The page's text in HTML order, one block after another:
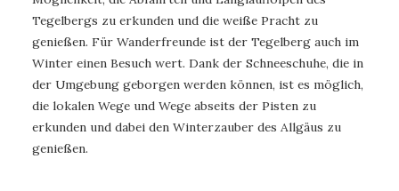
Tegelbergs zu erkunden und die weiße Pracht zu
genießen. Für Wanderfreunde ist der Tegelberg auch im
Winter einen Besuch wert. Dank der Schneeschuhe, die in
der Umgebung geborgen werden können, ist es möglich,
die lokalen Wege und Wege abseits der Pisten zu
erkunden und dabei den Winterzauber des Allgäus zu
genießen.